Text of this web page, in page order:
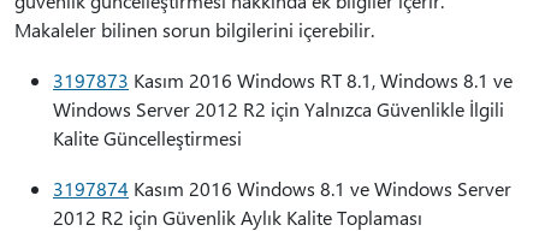
Makaleler bilinen sorun bilgilerini içerebilir.
3197873 Kasım 2016 Windows RT 8.1, Windows 8.1 ve
Windows Server 2012 R2 için Yalnızca Güvenlikle İlgili
Kalite Güncelleştirmesi
3197874 Kasım 2016 Windows 8.1 ve Windows Server
2012 R2 için Güvenlik Aylık Kalite Toplaması